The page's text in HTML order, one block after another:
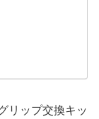
リップ交換キッ